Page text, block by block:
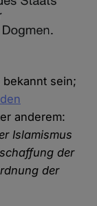
sein;
anderem:
Islamismus
der
der